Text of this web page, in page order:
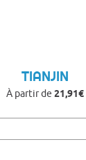
TIANJIN
À partir de 21,91€